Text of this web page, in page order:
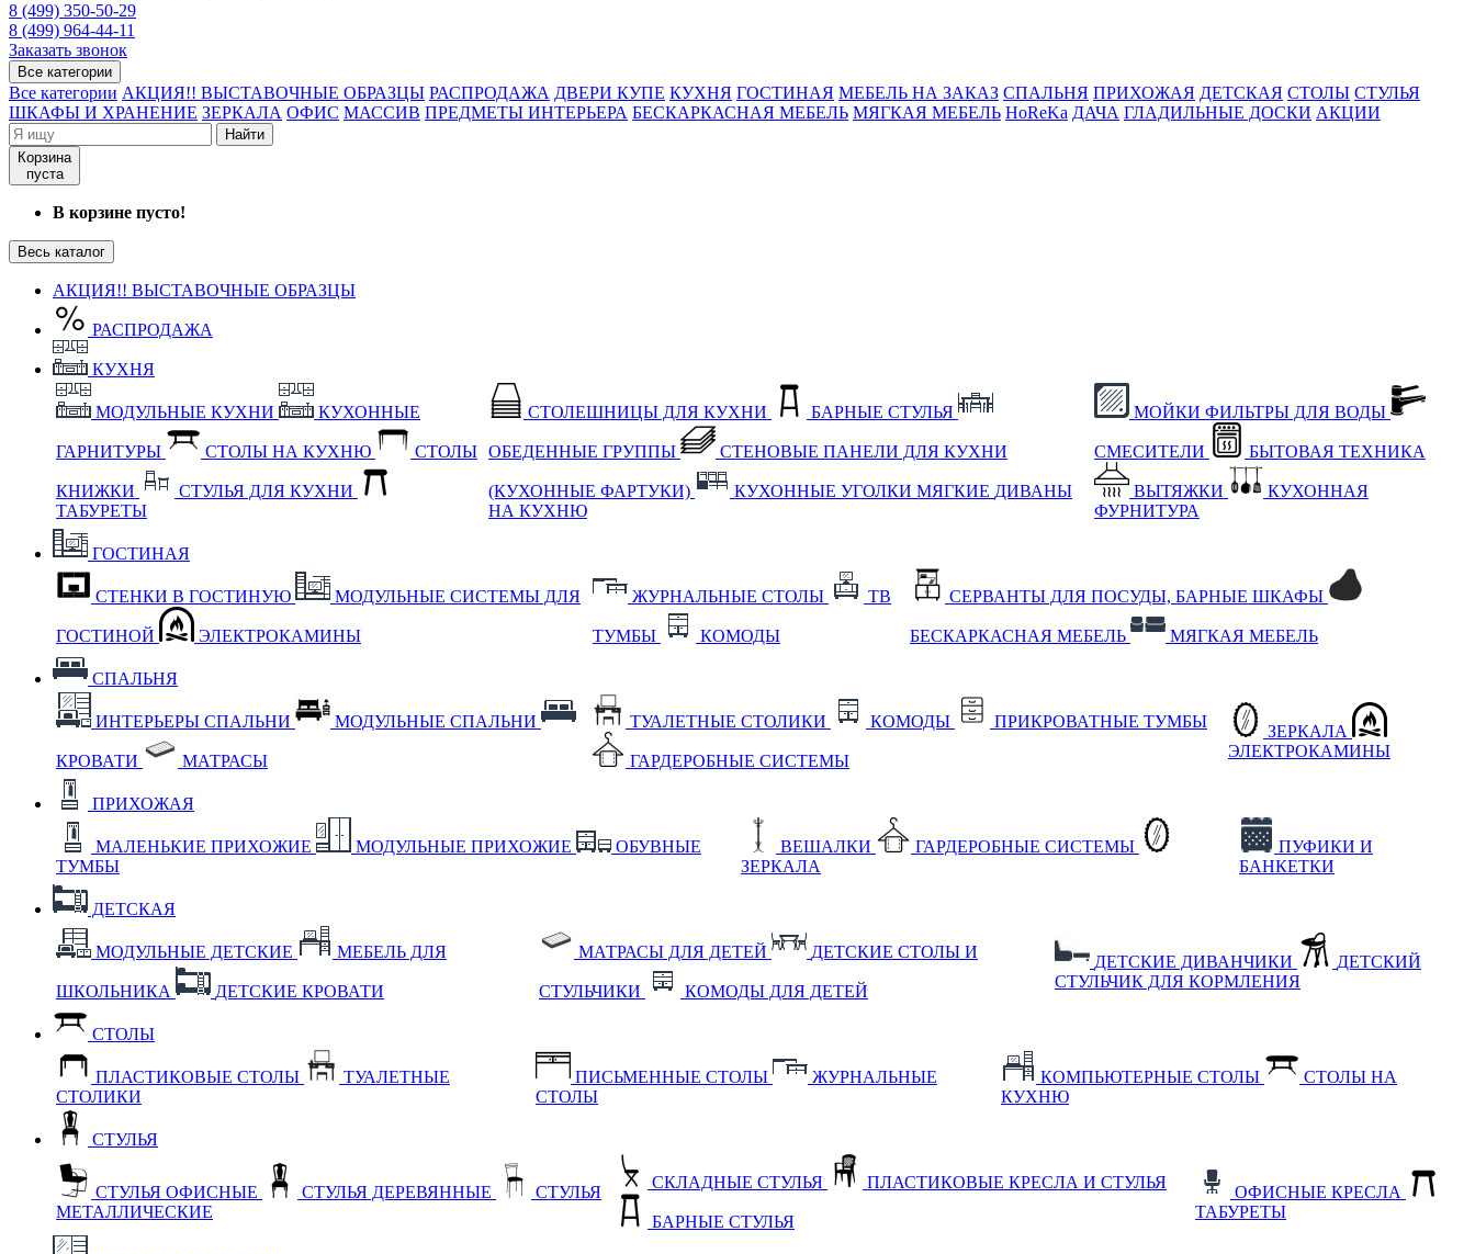
8 (499) 350-50-29
8 (499) 964-44-11
Заказать звонок
Все категории
Все категории АКЦИЯ!! ВЫСТАВОЧНЫЕ ОБРАЗЦЫ РАСПРОДАЖА ДВЕРИ КУПЕ КУХНЯ ГОСТИНАЯ МЕБЕЛЬ НА ЗАКАЗ СПАЛЬНЯ ПРИХОЖАЯ ДЕТСКАЯ СТОЛЫ СТУЛЬЯ
ШКАФЫ И ХРАНЕНИЕ ЗЕРКАЛА ОФИС МАССИВ ПРЕДМЕТЫ ИНТЕРЬЕРА БЕСКАРКАСНАЯ МЕБЕЛЬ МЯГКАЯ МЕБЕЛЬ HoReKa ДАЧА ГЛАДИЛЬНЫЕ ДОСКИ АКЦИИ
Найти
Корзина
пуста
В корзине пусто!
Весь каталог
АКЦИЯ!! ВЫСТАВОЧНЫЕ ОБРАЗЦЫ
РАСПРОДАЖА
КУХНЯ
МОДУЛЬНЫЕ КУХНИ КУХОННЫЕ
ГАРНИТУРЫ СТОЛЫ НА КУХНЮ СТОЛЫ
КНИЖКИ
СТУЛЬЯ ДЛЯ КУХНИ
ТАБУРЕТЫ
СТОЛЕШНИЦЫ ДЛЯ КУХНИ БАРНЫЕ СТУЛЬЯ
ОБЕДЕННЫЕ ГРУППЫ СТЕНОВЫЕ ПАНЕЛИ ДЛЯ КУХНИ
(КУХОННЫЕ ФАРТУКИ) КУХОННЫЕ УГОЛКИ МЯГКИЕ ДИВАНЫ
НА КУХНЮ
МОЙКИ ФИЛЬТРЫ ДЛЯ ВОДЫ
СМЕСИТЕЛИ БЫТОВАЯ ТЕХНИКА
ВЫТЯЖКИ
КУХОННАЯ
ФУРНИТУРА
ГОСТИНАЯ
СТЕНКИ В ГОСТИНУЮ МОДУЛЬНЫЕ СИСТЕМЫ ДЛЯ
ГОСТИНОЙ ЭЛЕКТРОКАМИНЫ
ЖУРНАЛЬНЫЕ СТОЛЫ ТВ
ТУМБЫ КОМОДЫ
СЕРВАНТЫ ДЛЯ ПОСУДЫ, БАРНЫЕ ШКАФЫ
БЕСКАРКАСНАЯ МЕБЕЛЬ МЯГКАЯ МЕБЕЛЬ
СПАЛЬНЯ
ИНТЕРЬЕРЫ СПАЛЬНИ МОДУЛЬНЫЕ СПАЛЬНИ
КРОВАТИ МАТРАСЫ
ТУАЛЕТНЫЕ СТОЛИКИ КОМОДЫ ПРИКРОВАТНЫЕ ТУМБЫ
ГАРДЕРОБНЫЕ СИСТЕМЫ
ЗЕРКАЛА
ЭЛЕКТРОКАМИНЫ
ПРИХОЖАЯ
МАЛЕНЬКИЕ ПРИХОЖИЕ МОДУЛЬНЫЕ ПРИХОЖИЕ
ОБУВНЫЕ
ТУМБЫ
ВЕШАЛКИ
ГАРДЕРОБНЫЕ СИСТЕМЫ
ЗЕРКАЛА
ПУФИКИ И
БАНКЕТКИ
ДЕТСКАЯ
МОДУЛЬНЫЕ ДЕТСКИЕ МЕБЕЛЬ ДЛЯ
ШКОЛЬНИКА ДЕТСКИЕ КРОВАТИ
МАТРАСЫ ДЛЯ ДЕТЕЙ ДЕТСКИЕ СТОЛЫ И
СТУЛЬЧИКИ КОМОДЫ ДЛЯ ДЕТЕЙ
ДЕТСКИЕ ДИВАНЧИКИ
ДЕТСКИЙ
СТУЛЬЧИК ДЛЯ КОРМЛЕНИЯ
СТОЛЫ
ПЛАСТИКОВЫЕ СТОЛЫ
ТУАЛЕТНЫЕ
СТОЛИКИ
ПИСЬМЕННЫЕ СТОЛЫ
ЖУРНАЛЬНЫЕ
СТОЛЫ
КОМПЬЮТЕРНЫЕ СТОЛЫ
СТОЛЫ НА
КУХНЮ
СТУЛЬЯ
СТУЛЬЯ ОФИСНЫЕ СТУЛЬЯ ДЕРЕВЯННЫЕ
СТУЛЬЯ
МЕТАЛЛИЧЕСКИЕ
СКЛАДНЫЕ СТУЛЬЯ ПЛАСТИКОВЫЕ КРЕСЛА И СТУЛЬЯ
БАРНЫЕ СТУЛЬЯ
ОФИСНЫЕ КРЕСЛА
ТАБУРЕТЫ